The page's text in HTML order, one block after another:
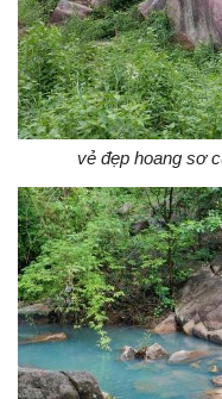
vẻ đẹp hoang sơ